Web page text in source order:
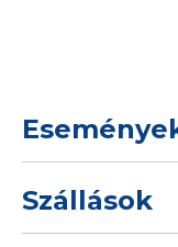
Szállások